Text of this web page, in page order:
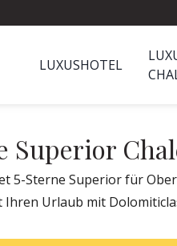
LUXUSHOTEL
Superior
5-Sterne Superior für
Ihren Urlaub mit